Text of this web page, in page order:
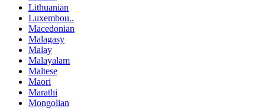
Lithuanian
Luxembou..
Macedonian
Malagasy
Malay
Malayalam
Maltese
Maori
Marathi
Mongolian